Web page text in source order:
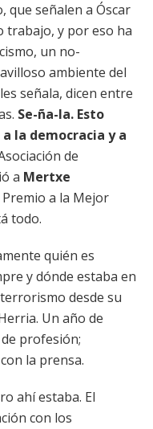
que señalen a Óscar
trabajo, y por eso ha
un no-
ambiente del
señala, dicen entre
Se-ña-la. Esto
la democracia y a
de
a Mertxe
a la Mejor
todo.
quién es
y dónde estaba en
desde su
Un año de
profesión;
la prensa.
ahí estaba. El
con los